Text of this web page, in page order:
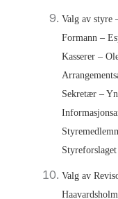
Valg av styre
Formann –
Kasserer –
Sekretær –
Valg av